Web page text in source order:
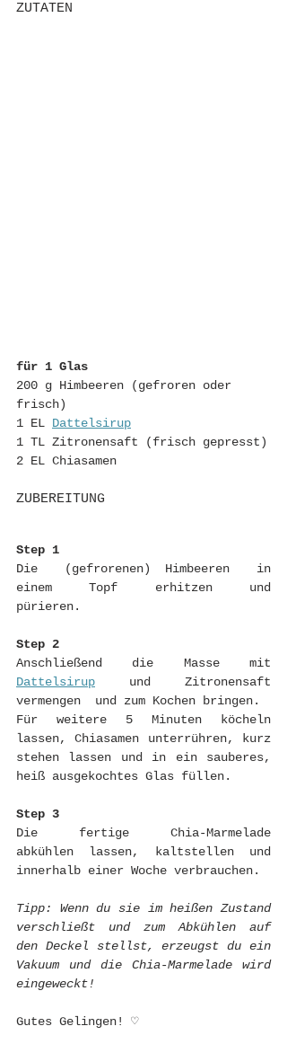
ZUTATEN
für 1 Glas
200 g Himbeeren (gefroren oder
frisch)
1 EL Dattelsirup
1 TL Zitronensaft (frisch gepresst)
2 EL Chiasamen
ZUBEREITUNG
Step 1
Die  (gefrorenen) Himbeeren  in
einem  Topf  erhitzen  und
pürieren.
Step 2
Dattelsirup
  und  Zitronensaft
vermengen  und zum Kochen bringen.
Für weitere 5 Minuten köcheln
lassen, Chiasamen unterrühren, kurz
stehen lassen und in ein sauberes,
heiß ausgekochtes Glas füllen.
Step 3
Die  fertige  Chia-Marmelade
abkühlen  lassen,  kaltstellen  und
innerhalb einer Woche verbrauchen.
Tipp: Wenn du sie im heißen Zustand
verschließt und zum Abkühlen auf
den Deckel stellst, erzeugst du ein
Vakuum und die Chia-Marmelade wird
eingeweckt!
Gutes Gelingen! ♡